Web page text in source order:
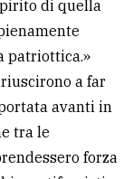
di quella
patriottica.»
a far
avanti in
tra le
forza